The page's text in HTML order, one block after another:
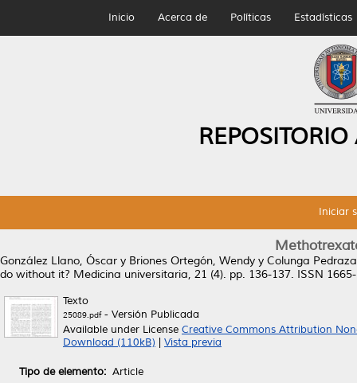
Inicio Acerca de Políticas Estadísticas
Iniciar
González Llano, Óscar y Briones Ortegón, Wendy y Colunga
do without it? Medicina universitaria, 21 (4). pp. 136-137. ISSN
Texto
25089.pdf- Versión Publicada
Available under License Creative Commons Attribution
Download (110kB)
Vista previa
Tipo de elemento: Article